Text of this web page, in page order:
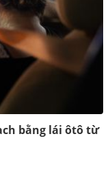
bằng lái ôtô từ